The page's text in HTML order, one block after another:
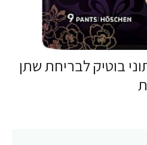
בוטיק לבריחת שתן